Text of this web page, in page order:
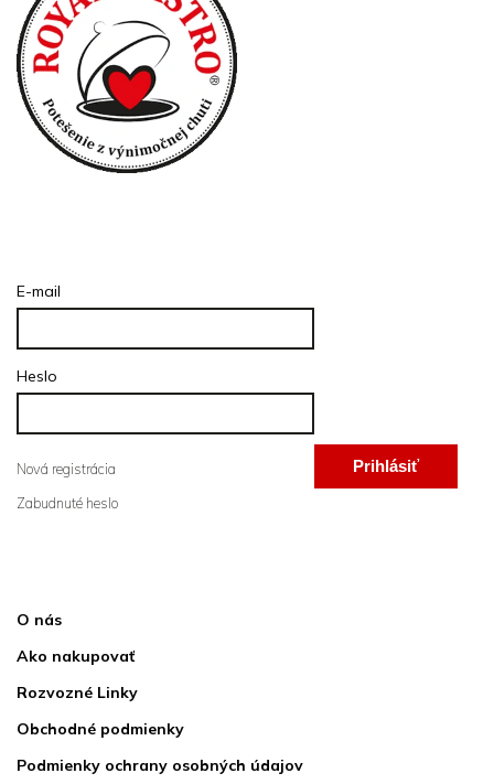
E-mail
Heslo
Prihlásiť
Nová registrácia
Zabudnuté heslo
O nás
Ako nakupovať
Rozvozné Linky
Obchodné podmienky
Podmienky ochrany osobných údajov